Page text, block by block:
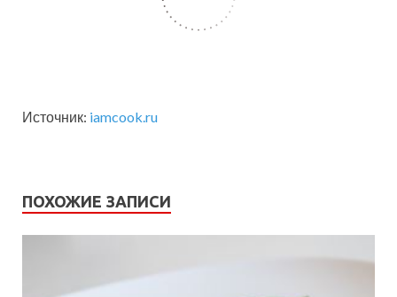
Источник: iamcook.ru
ПОХОЖИЕ ЗАПИСИ